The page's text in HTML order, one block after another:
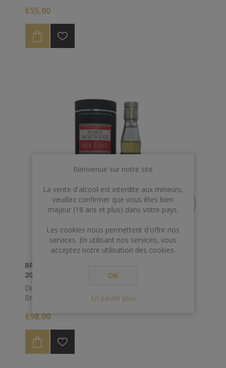
€55,00
BRISTOL 70 CL 45° PORT MOURANT GUYANA
2010/2021
Distillé en 2010 et mis en bouteille en 2021 par
Bristol, ce Port Mourant réduit à 45% est l'exemple
peut vous offrir.
€98,00
Bienvenue sur notre site
La vente d'alcool est interdite aux mineurs,
veuillez confirmer que vous êtes bien
majeur (18 ans et plus) dans votre pays.
Les cookies nous permettent d'offrir nos
services. En utilisant nos services, vous
acceptez notre utilisation des cookies.
OK
En savoir plus